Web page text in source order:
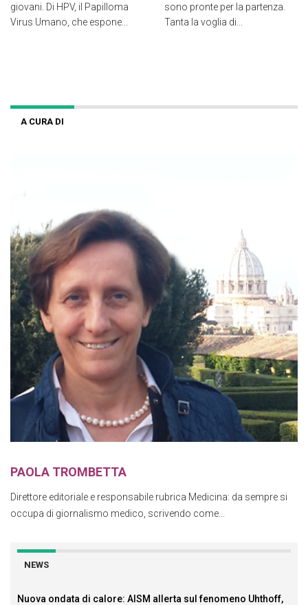
giovani. Di HPV, il Papilloma
Virus Umano, che espone...
sono pronte per la partenza.
Tanta la voglia di...
A CURA DI
PAOLA TROMBETTA
Direttore editoriale e responsabile rubrica Medicina: da sempre si
occupa di giornalismo medico, scrivendo come...
NEWS
Nuova ondata di calore: AISM allerta sul fenomeno Uhthoff,